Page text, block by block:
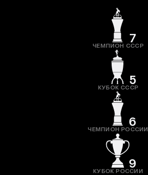
7
ЧЕМПИОН СССР
5
КУБОК СССР
6
ЧЕМПИОН РОССИИ
9
КУБОК РОССИИ